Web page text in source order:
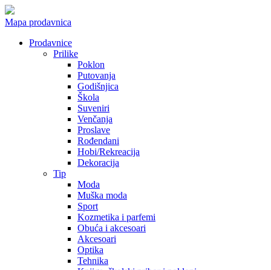
Mapa prodavnica
Prodavnice
Prilike
Poklon
Putovanja
Godišnjica
Škola
Suveniri
Venčanja
Proslave
Rođendani
Hobi/Rekreacija
Dekoracija
Tip
Moda
Muška moda
Sport
Kozmetika i parfemi
Obuća i akcesoari
Akcesoari
Optika
Tehnika